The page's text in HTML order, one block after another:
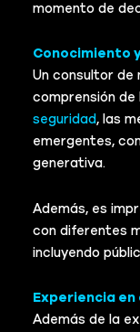
momento de
Conocimiento
Un consultor de
comprensión de
seguridad, las
emergentes,
generativa.
Además, es
con diferentes
incluyendo
Experiencia
Además de la